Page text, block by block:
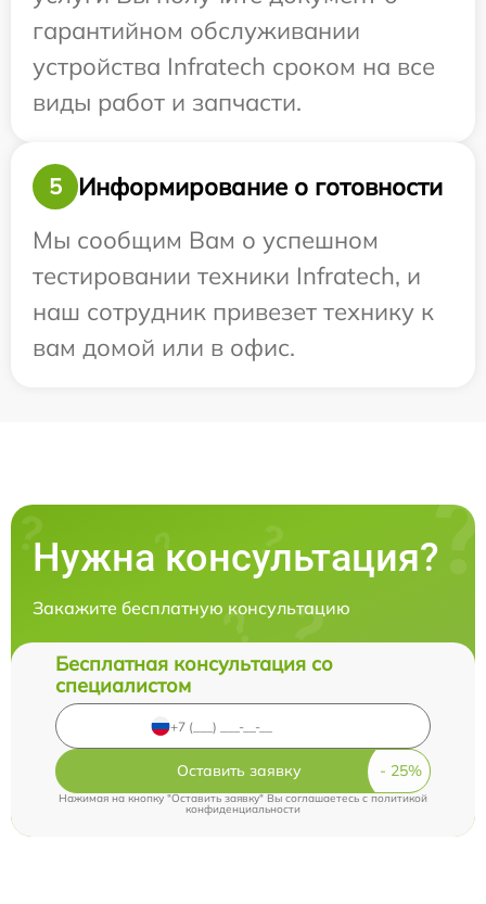
гарантийном обслуживании
устройства Infratech сроком на все
виды работ и запчасти.
5
Информирование о готовности
Мы сообщим Вам о успешном
тестировании техники Infratech, и
наш сотрудник привезет технику к
вам домой или в офис.
Нужна консультация?
Закажите бесплатную консультацию
Бесплатная консультация со
специалистом
Оставить заявку
Нажимая на кнопку "Оставить заявку" Вы соглашаетесь c политикой
конфиденциальности